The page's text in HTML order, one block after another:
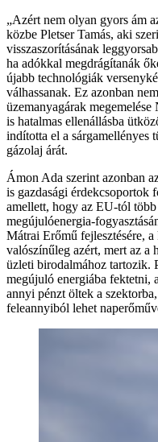
„Azért nem olyan gyors ám
közbe Pletser Tamás, aki
visszaszorításának
ha adókkal megdrágítanák
újabb technológiák
válhassanak. Ez azonban
üzemanyagárak megemelése
is hatalmas ellenállásba
indította el a sárgamellényes
gázolaj árát.
Ámon Ada szerint azonban
is gazdasági
amellett, hogy az EU-tól
megújulóenergia-
Mátrai Erőmű fejlesztésére,
valószínűleg azért, mert az a
üzleti birodalmához tartozik.
megújuló energiába fektetni,
annyi pénzt öltek a
feleannyiból lehet